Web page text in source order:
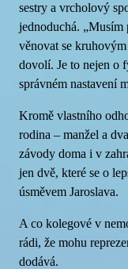
sestry a vrcholový
jednoduchá. „Musím
věnovat se
dovolí. Je to nejen o
správném nastavení
Kromě vlastního
rodina – manžel a
závody doma i v
jen dvě, které se o
úsměvem Jaroslava.
A co kolegové v
rádi, že mohu
dodává.